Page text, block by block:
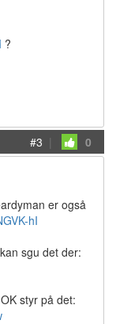
?
#3 | 0
er også
hI
sgu det der:
styr på det: